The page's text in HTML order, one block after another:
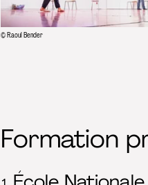
© Raoul Bender
Formation